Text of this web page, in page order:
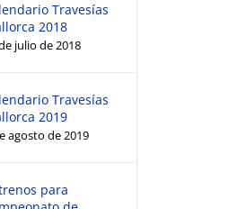
Travesías
2018
julio de 2018
Travesías
2019
agosto de 2019
para